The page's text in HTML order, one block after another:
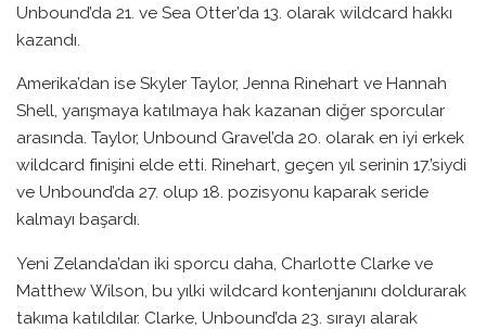
Unbound’da 21. ve Sea Otter’da 13. olarak wildcard hakkı
kazandı.
Amerika’dan ise Skyler Taylor, Jenna Rinehart ve Hannah
Shell, yarışmaya katılmaya hak kazanan diğer sporcular
arasında. Taylor, Unbound Gravel’da 20. olarak en iyi erkek
wildcard finişini elde etti. Rinehart, geçen yıl serinin 17.’siydi
ve Unbound’da 27. olup 18. pozisyonu kaparak seride
kalmayı başardı.
Yeni Zelanda’dan iki sporcu daha, Charlotte Clarke ve
Matthew Wilson, bu yılki wildcard kontenjanını doldurarak
takıma katıldılar. Clarke, Unbound’da 23. sırayı alarak